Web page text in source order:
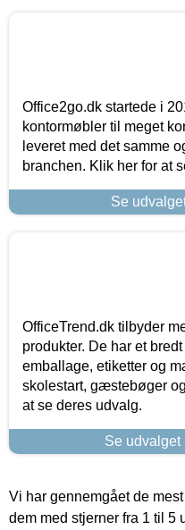
Office2go.dk startede i
kontormøbler til meget
leveret med det samme
branchen. Klik her for at
Se
OfficeTrend.dk tilbyder
produkter. De har et
emballage, etiketter og
skolestart, gæstebøger
at se deres udvalg.
Se udvalget
Vi har gennemgået de
dem med stjerner fra 1 til 5